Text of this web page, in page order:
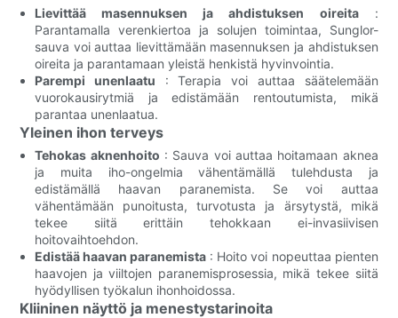
Lievittää masennuksen ja ahdistuksen oireita:
Parantamalla verenkiertoa ja solujen toimintaa, Sunglor-
sauva voi auttaa lievittämään masennuksen ja ahdistuksen
oireita ja parantamaan yleistä henkistä hyvinvointia.
Parempi unenlaatu : Terapia voi auttaa säätelemään
vuorokausirytmiä ja edistämään rentoutumista, mikä
parantaa unenlaatua.
Yleinen ihon terveys
Tehokas aknenhoito : Sauva voi auttaa hoitamaan aknea
ja muita iho-ongelmia vähentämällä tulehdusta ja
edistämällä haavan paranemista. Se voi auttaa
vähentämään punoitusta, turvotusta ja ärsytystä, mikä
tekee siitä erittäin tehokkaan ei-invasiivisen
hoitovaihtoehdon.
Edistää haavan paranemista : Hoito voi nopeuttaa pienten
haavojen ja viiltojen paranemisprosessia, mikä tekee siitä
hyödyllisen työkalun ihonhoidossa.
Kliininen näyttö ja menestystarinoita